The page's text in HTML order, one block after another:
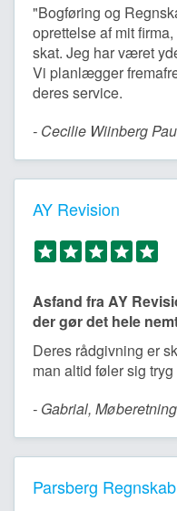
"Bogføring og
oprettelse af mit
skat. Jeg har været
Vi planlægger
deres service.
- Cecilie Wiinberg
AY Revision
Asfand fra AY
der gør det hele
Deres rådgivning er
man altid føler sig
- Gabrial, Møberetning
Parsberg